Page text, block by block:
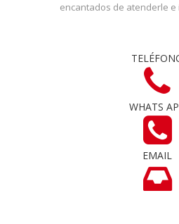
encantados de atenderle
WHATS
EMAIL